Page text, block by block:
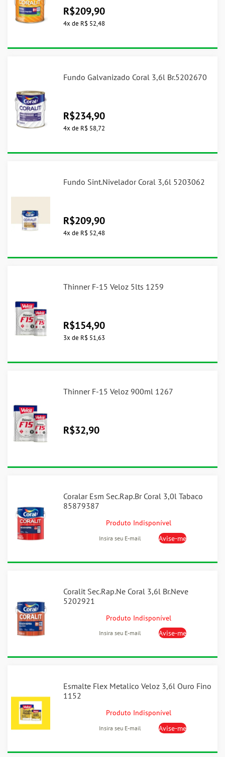
R$209,90
4x de R$ 52,48
Fundo Galvanizado Coral 3,6l Br.5202670
R$234,90
4x de R$ 58,72
Fundo Sint.Nivelador Coral 3,6l 5203062
R$209,90
4x de R$ 52,48
Thinner F-15 Veloz 5lts 1259
R$154,90
3x de R$ 51,63
Thinner F-15 Veloz 900ml 1267
R$32,90
Coralar Esm Sec.Rap.Br Coral 3,0l Tabaco
85879387
Produto Indisponível
Coralit Sec.Rap.Ne Coral 3,6l Br.Neve
5202921
Produto Indisponível
Esmalte Flex Metalico Veloz 3,6l Ouro Fino
1152
Produto Indisponível